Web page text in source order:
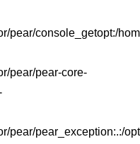
pear/console_getopt:/
pear/pear-core-
pear/pear_exception:.:/